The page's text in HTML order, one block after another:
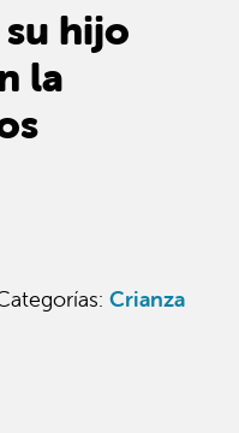
hijo
la
: Crianza